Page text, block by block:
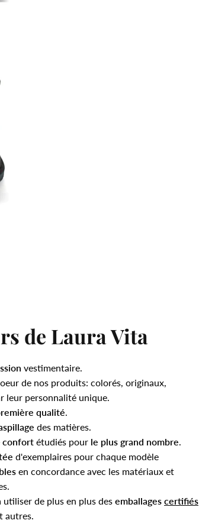
de Laura Vita
vestimentaire.
de nos produits: colorés, originaux,
leur personnalité unique.
qualité
des matières.
confort étudiés pour le plus grand nombre
d'exemplaires pour chaque modèle
en concordance avec les matériaux et
de plus en plus des emballages certifiés
autres.